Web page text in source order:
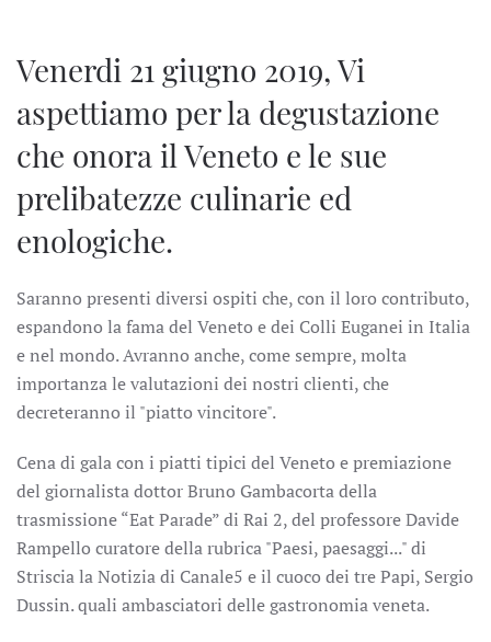
Venerdi 21 giugno 2019, Vi
aspettiamo per la degustazione
che onora il Veneto e le sue
prelibatezze culinarie ed
enologiche.
Saranno presenti diversi ospiti che, con il loro contributo,
espandono la fama del Veneto e dei Colli Euganei in Italia
e nel mondo. Avranno anche, come sempre, molta
importanza le valutazioni dei nostri clienti, che
decreteranno il "piatto vincitore".
Cena di gala con i piatti tipici del Veneto e premiazione
del giornalista dottor Bruno Gambacorta della
trasmissione “Eat Parade” di Rai 2, del professore Davide
Rampello curatore della rubrica "Paesi, paesaggi..." di
Striscia la Notizia di Canale5 e il cuoco dei tre Papi, Sergio
Dussin. quali ambasciatori delle gastronomia veneta.